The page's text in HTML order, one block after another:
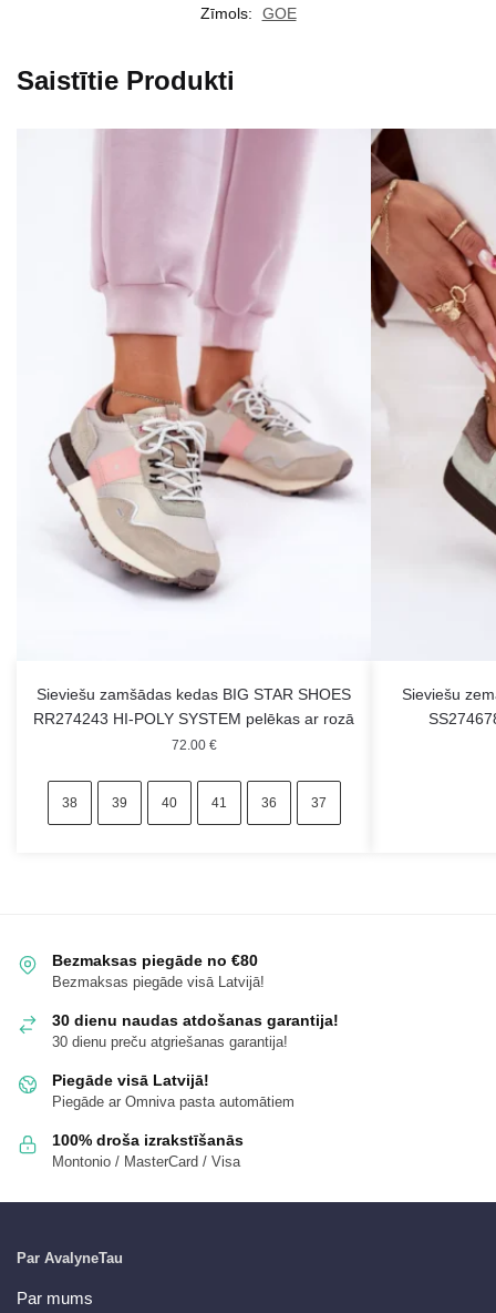
Zīmols:
GOE
Saistītie Produkti
Sieviešu zamšādas kedas BIG STAR SHOES
RR274243 HI-POLY SYSTEM pelēkas ar rozā
72.00 €
38 39 40 41 36 37
Sieviešu
Bezmaksas piegāde no €80
Bezmaksas piegāde visā Latvijā!
30 dienu naudas atdošanas garantija!
30 dienu preču atgriešanas garantija!
Piegāde visā Latvijā!
Piegāde ar Omniva pasta automātiem
100% droša izrakstīšanās
Montonio / MasterCard / Visa
Par AvalyneTau
Par mums